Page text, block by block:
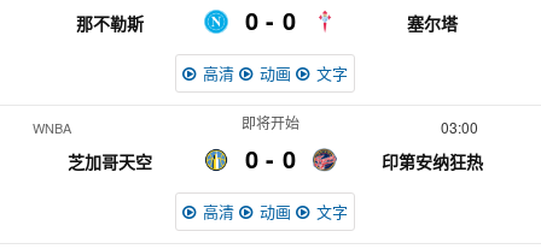
那不勒斯 0 塞尔塔
0
高清 动画 文字
WNBA 03:00
芝加哥天空 0
即将开始
印第安纳狂热
0
高清 动画 文字